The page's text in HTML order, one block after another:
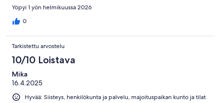
Yöpyi 1 yön helmikuussa 2026
0
Tarkistettu arvostelu
10/10 Loistava
Mika
16.4.2025
Hyvää: Siisteys, henkilökunta ja palvelu, majoituspaikan kunto ja tilat